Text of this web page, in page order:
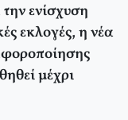
ενίσχυση
εκλογές, η νέα
μέχρι